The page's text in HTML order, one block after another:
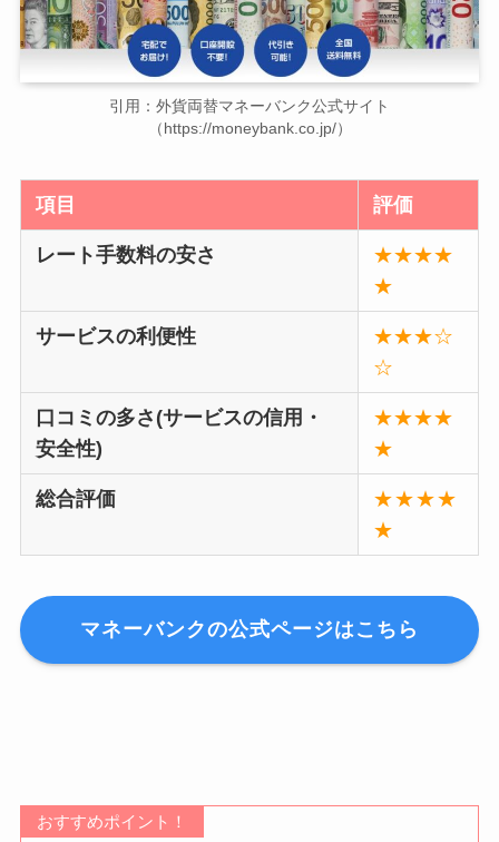
引用：外貨両替マネーバンク公式サイト
（https://moneybank.co.jp/）
項目 評価
レート手数料の安さ
★★★★
★
サービスの利便性
★★★☆
☆
口コミの多さ(サービスの信用・
安全性)
★★★★
★
総合評価
★★★★
★
マネーバンクの公式ページはこちら
おすすめポイント！